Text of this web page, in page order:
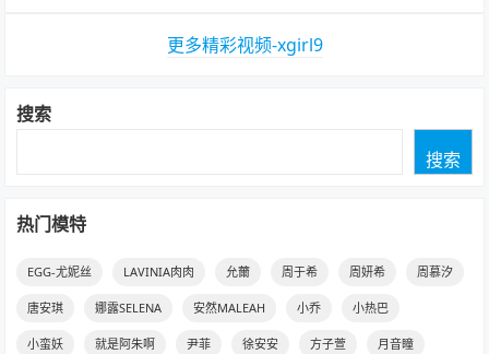
更多精彩视频-xgirl9
搜索
搜索
热门模特
EGG-尤妮丝 LAVINIA肉肉 允薾 周于希 周妍希 周慕汐
唐安琪 娜露SELENA 安然MALEAH 小乔 小热巴
小蛮妖 就是阿朱啊 尹菲 徐安安 方子萱 月音瞳